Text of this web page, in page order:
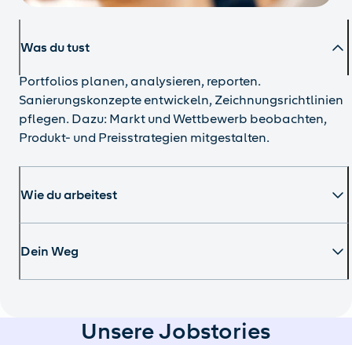
Was du tust
Portfolios planen, analysieren, reporten.
Sanierungskonzepte entwickeln, Zeichnungsrichtlinien
pflegen. Dazu: Markt und Wettbewerb beobachten,
Produkt- und Preisstrategien mitgestalten.
Wie du arbeitest
Dein Weg
Unsere Jobstories